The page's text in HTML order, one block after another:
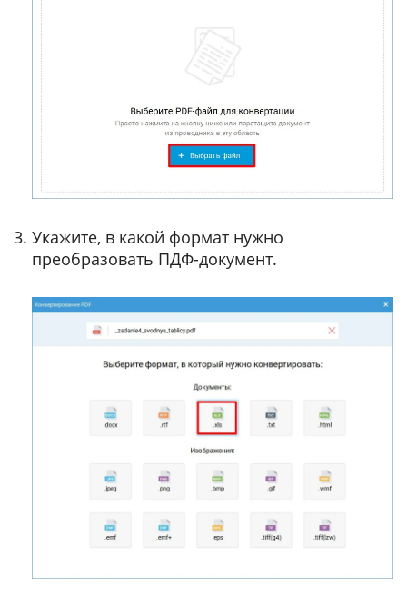
Укажите, в какой формат нужно
преобразовать ПДФ-документ.